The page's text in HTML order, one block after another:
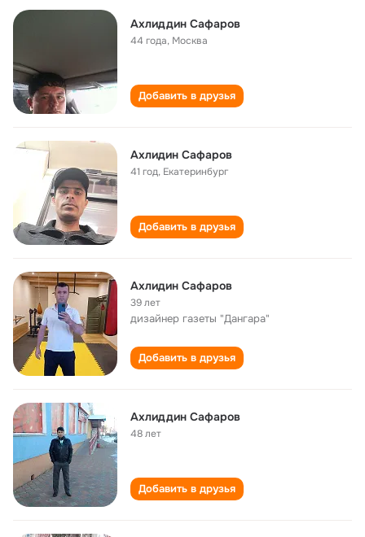
Ахлиддин Сафаров
44 года, Москва
Добавить в друзья
Ахлидин Сафаров
41 год, Екатеринбург
Добавить в друзья
Ахлидин Сафаров
39 лет
дизайнер газеты "Дангара"
Добавить в друзья
Ахлиддин Сафаров
48 лет
Добавить в друзья